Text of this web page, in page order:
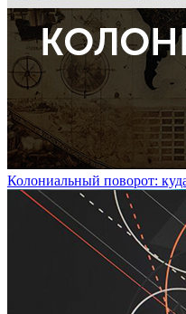
Колониальный поворот: